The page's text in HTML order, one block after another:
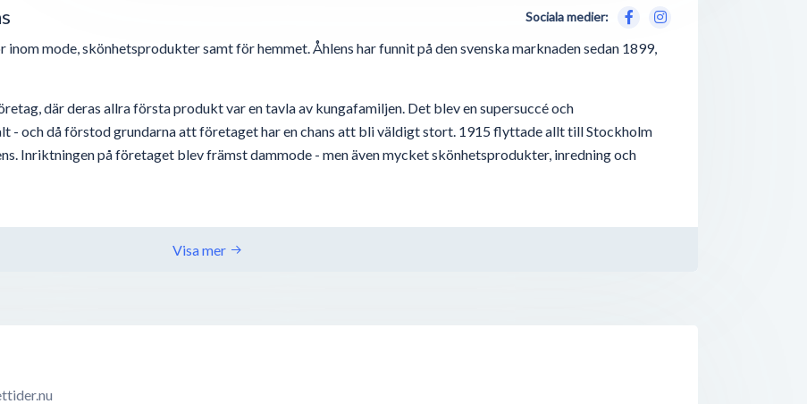
Sociala medier:
inom mode, skönhetsprodukter samt för hemmet. Åhlens har funnit på den svenska marknaden sedan 1899,
där deras allra första produkt var en tavla av kungafamiljen. Det blev en supersuccé och
- och då förstod grundarna att företaget har en chans att bli väldigt stort. 1915 flyttade allt till Stockholm
Inriktningen på företaget blev främst dammode - men även mycket skönhetsprodukter, inredning och
Visa mer